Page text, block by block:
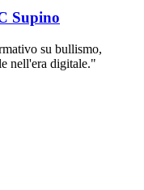
Supino
su bullismo,
nell'era digitale."